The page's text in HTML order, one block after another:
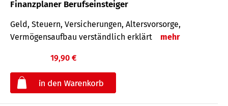
Finanzplaner Berufseinsteiger
Geld, Steuern, Versicherungen, Altersvorsorge,
Vermögensaufbau verständlich erklärt
mehr
19,90 €